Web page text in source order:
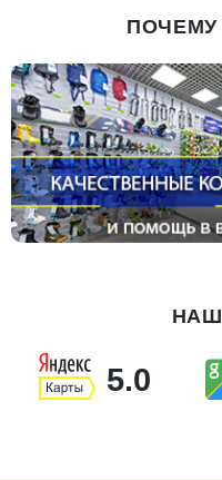
ПОЧЕМУ
НАШ
5.0